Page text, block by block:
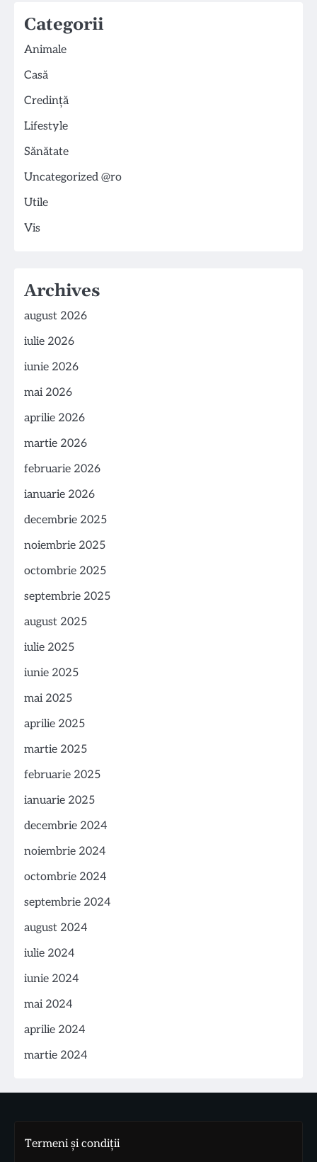
Categorii
Animale
Casă
Credință
Lifestyle
Sănătate
Uncategorized @ro
Utile
Vis
Archives
august 2026
iulie 2026
iunie 2026
mai 2026
aprilie 2026
martie 2026
februarie 2026
ianuarie 2026
decembrie 2025
noiembrie 2025
octombrie 2025
septembrie 2025
august 2025
iulie 2025
iunie 2025
mai 2025
aprilie 2025
martie 2025
februarie 2025
ianuarie 2025
decembrie 2024
noiembrie 2024
octombrie 2024
septembrie 2024
august 2024
iulie 2024
iunie 2024
mai 2024
aprilie 2024
martie 2024
Termeni și condiții